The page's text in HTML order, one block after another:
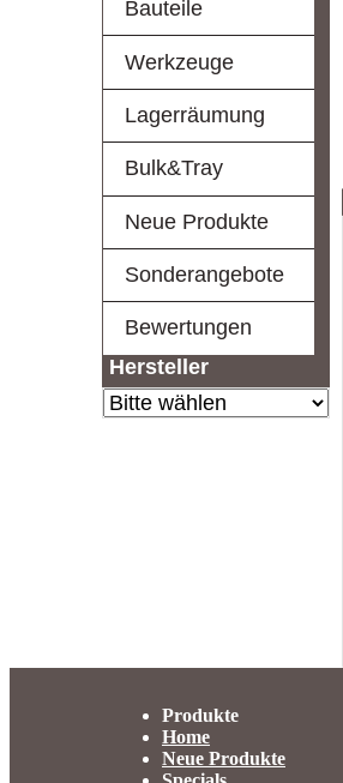
Bauteile
Werkzeuge
Lagerräumung
Bulk&Tray
Neue Produkte
Sonderangebote
Bewertungen
Hersteller
Produkte
Home
Neue Produkte